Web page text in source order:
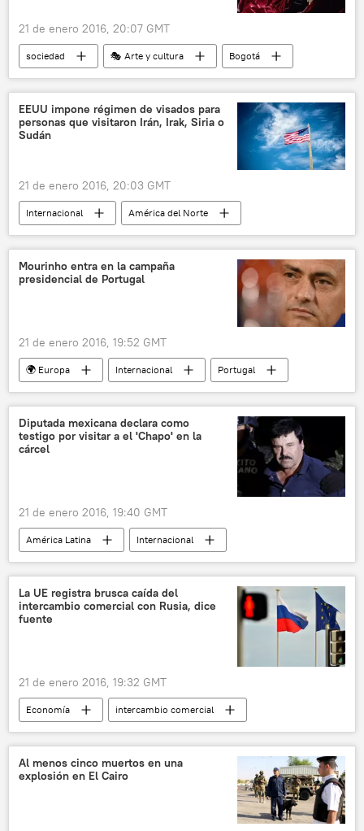
Unión Cívica Radical (UCR)
suicidio
noticias
21 de enero 2016, 20:07 GMT
sociedad 🎭 Arte y cultura
Bogotá
Colombia
Et Cetera (teatro)
Festival Iberoamericano de Teatro de Bogotá
teatro
noticias
EEUU impone régimen de visados para
personas que visitaron Irán, Irak, Siria o
Sudán
21 de enero 2016, 20:03 GMT
Internacional
América del Norte
EEUU
Irán Irak
Siria
Sudán
Departamento de Seguridad Nacional de EEUU
Mourinho entra en la campaña
presidencial de Portugal
21 de enero 2016, 19:52 GMT
🌍 Europa Internacional
Portugal
José Mourinho
Aníbal Cavaco Silva
Marcelo Rebelo de Sousa
António Sampaio da Nóvoa
Maria De Belém
Diputada mexicana declara como
testigo por visitar a el 'Chapo' en la
cárcel
21 de enero 2016, 19:40 GMT
América Latina
Internacional
Caso del 'Chapo' Guzmán
México
Joaquín el 'Chapo' Guzmán
Lucero Guadalupe Sánchez López
SEIDO
La UE registra brusca caída del
intercambio comercial con Rusia, dice
fuente
21 de enero 2016, 19:32 GMT
Economía
intercambio comercial
Rusia
Unión Europea (UE) noticias
Al menos cinco muertos en una
explosión en El Cairo